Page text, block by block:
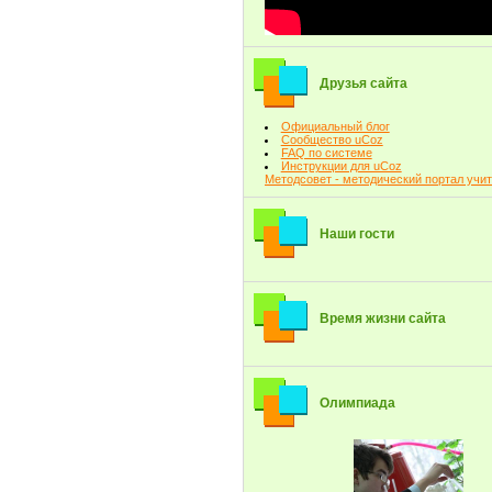
Друзья сайта
Официальный блог
Сообщество uCoz
FAQ по системе
Инструкции для uCoz
Методсовет - методический портал
Наши гости
Время жизни сайта
Олимпиада